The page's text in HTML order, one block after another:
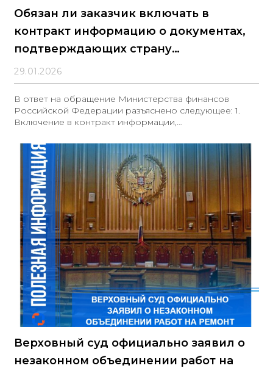
Обязан ли заказчик включать в
контракт информацию о документах,
подтверждающих страну
происхождения товара?
29.01.2026
В ответ на обращение Министерства финансов
Российской Федерации разъяснено следующее: 1.
Включение в контракт информации,
целью применения положений постановления № 1875
и Федерального закона № 44-ФЗ не предусмотрено и
не является обязательным. 2. В процессе исполнения
контракта изменение его существенных условий, как
правило, не допускается. При этом информация о
стране происхождения товара не относится к числу
существенных условий контракта. 3
Верховный суд официально заявил о
незаконном объединении работ на